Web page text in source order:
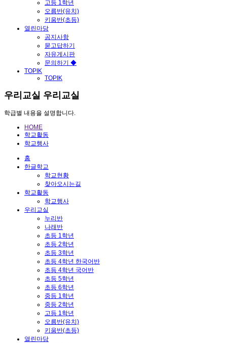
고등 1학년
오름반(유치)
키움반(초등)
열린마당
공지사항
묻고답하기
자유게시판
문의하기 ◆
TOPIK
TOPIK
우리교실 우리교실
학급별 내용을 설명합니다.
HOME
학교활동
학교행사
홈
한글학교
학교현황
찾아오시는길
학교활동
학교행사
우리교실
누리반
나래반
초등 1학년
초등 2학년
초등 3학년
초등 4학년 한국어반
초등 4학년 국어반
초등 5학년
초등 6학년
중등 1학년
중등 2학년
고등 1학년
오름반(유치)
키움반(초등)
열린마당